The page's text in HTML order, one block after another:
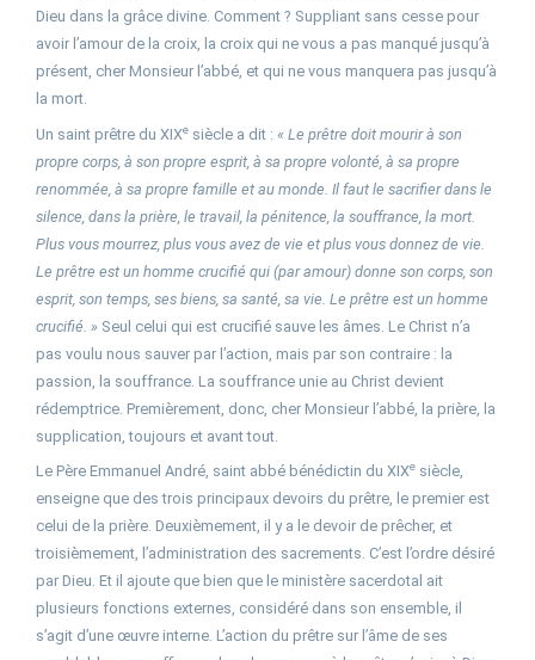
Dieu dans la grâce divine. Comment ? Suppliant sans cesse pour
avoir l’amour de la croix, la croix qui ne vous a pas manqué jusqu’à
présent, cher Monsieur l’abbé, et qui ne vous manquera pas jusqu’à
la mort.
Un saint prêtre du XIXe siècle a dit : « Le prêtre doit mourir à son
propre corps, à son propre esprit, à sa propre volonté, à sa propre
renommée, à sa propre famille et au monde. Il faut le sacrifier dans le
silence, dans la prière, le travail, la pénitence, la souffrance, la mort.
Plus vous mourrez, plus vous avez de vie et plus vous donnez de vie.
Le prêtre est un homme crucifié qui (par amour) donne son corps, son
esprit, son temps, ses biens, sa santé, sa vie. Le prêtre est un homme
crucifié. » Seul celui qui est crucifié sauve les âmes. Le Christ n’a
pas voulu nous sauver par l’action, mais par son contraire : la
passion, la souffrance. La souffrance unie au Christ devient
rédemptrice. Premièrement, donc, cher Monsieur l’abbé, la prière, la
supplication, toujours et avant tout.
Le Père Emmanuel André, saint abbé bénédictin du XIXe siècle,
enseigne que des trois principaux devoirs du prêtre, le premier est
celui de la prière. Deuxièmement, il y a le devoir de prêcher, et
troisièmement, l’administration des sacrements. C’est l’ordre désiré
par Dieu. Et il ajoute que bien que le ministère sacerdotal ait
plusieurs fonctions externes, considéré dans son ensemble, il
s’agit d’une œuvre interne. L’action du prêtre sur l’âme de ses